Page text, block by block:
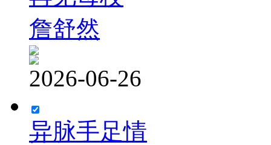
詹舒然
2026-06-26
异脉手足情